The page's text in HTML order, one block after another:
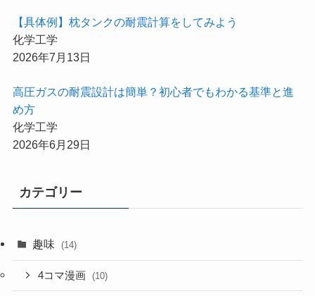
【具体例】枕タンクの耐震計算をしてみよう
化学工学
2026年7月13日
高圧ガスの耐震設計は簡単？初心者でもわかる基準と進
め方
化学工学
2026年6月29日
カテゴリー
趣味 (14)
4コマ漫画 (10)